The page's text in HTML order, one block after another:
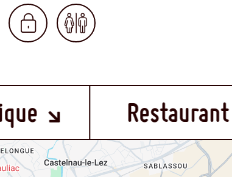
Restaurant